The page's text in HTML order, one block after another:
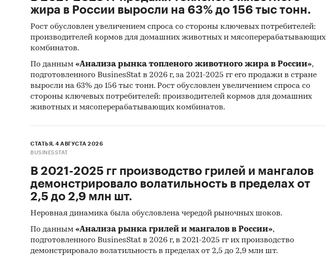
жира в России выросли на 63% до 156 тыс тонн.
Рост обусловлен увеличением спроса со стороны ключевых потребителей:
производителей кормов для домашних животных и мясоперерабатывающих
комбинатов.
По данным «Анализа рынка топленого животного жира в России»,
подготовленного BusinesStat в 2026 г, за 2021-2025 гг его продажи в стране
выросли на 63% до 156 тыс тонн. Рост обусловлен увеличением спроса со
стороны ключевых потребителей: производителей кормов для домашних
животных и мясоперерабатывающих комбинатов.
СТАТЬЯ, 4 АВГУСТА 2026
BUSINESSTAT
В 2021-2025 гг производство грилей и мангалов
демонстрировало волатильность в пределах от
2,5 до 2,9 млн шт.
Неровная динамика была обусловлена чередой рыночных шоков.
По данным «Анализа рынка грилей и мангалов в России»,
подготовленного BusinesStat в 2026 г, в 2021-2025 гг их производство
демонстрировало волатильность в пределах от 2,5 до 2,9 млн шт.